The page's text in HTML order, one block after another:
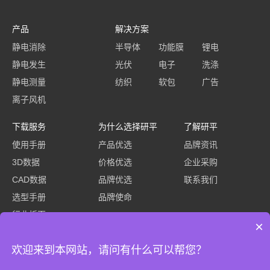
产品
静电消除
静电发生
静电测量
离子风机
解决方案
半导体
功能膜
锂电
光伏
电子
洗涤
纺织
软包 广告
下载服务
使用手册
3D数据
CAD数据
选型手册
行业折页
为什么选择研平
产品优选
价格优选
品牌优选
品牌使命
了解研平
品牌资讯
企业采购
联系我们
×
欢迎来到本网站，请问有什么可以帮您？